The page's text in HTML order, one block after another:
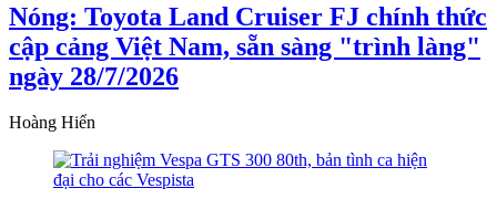
Nóng: Toyota Land Cruiser FJ chính thức
cập cảng Việt Nam, sẵn sàng "trình làng"
ngày 28/7/2026
Hoàng Hiển